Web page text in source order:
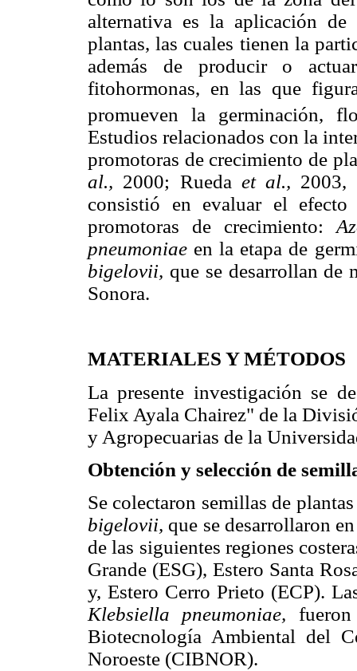
alternativa es la aplicación de
plantas, las cuales tienen la
además de producir o
fitohormonas, en las que
promueven la germinación,
Estudios relacionados con la
promotoras de crecimiento de
al., 2000; Rueda et al., 2003,
consistió en evaluar el
promotoras de crecimiento:
pneumoniae en la etapa de
bigelovii, que se desarrollan de
Sonora.
MATERIALES Y MÉTODOS
La presente investigación se
Felix Ayala Chairez" de la
y Agropecuarias de la
Obtención y selección de
Se colectaron semillas de
bigelovii, que se desarrollaron
de las siguientes regiones
Grande (ESG), Estero Santa
y, Estero Cerro Prieto (ECP).
Klebsiella pneumoniae,
Biotecnología Ambiental del
Noroeste (CIBNOR).